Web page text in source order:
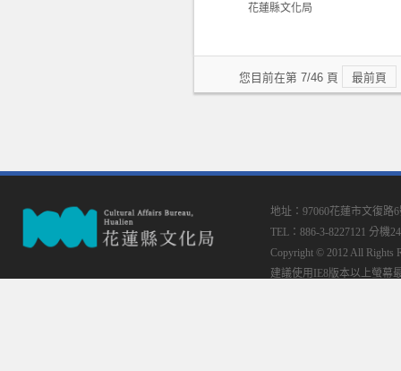
花蓮縣文化局
您目前在第 7/46 頁 最前頁
地址：97060花蓮市文復路
TEL：886-3-8227121 分機
Copyright © 2012 All Rights
建議使用IE8版本以上螢幕